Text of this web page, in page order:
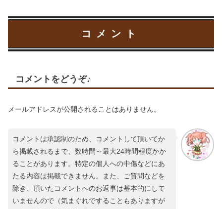
コメント
コメントをどうぞ♪
メールアドレスが公開されることはありません。
コメントは承認制のため、コメントして頂いてか
ら掲載されるまで、数時間～最大24時間程度かか
ることがあります。特定の個人への中傷などにあ
たる内容は掲載できません。また、ご質問などを
除き、頂いたコメントへのお返事は基本的にして
いませんので（気まぐれですることもありますが